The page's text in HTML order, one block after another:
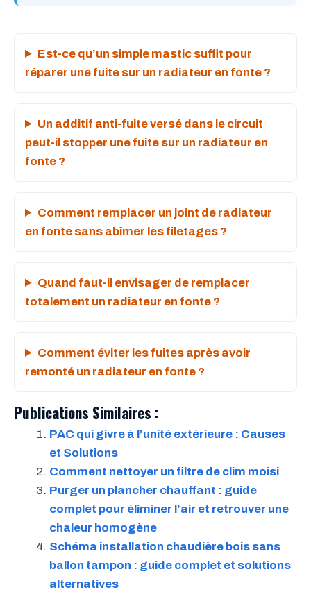
Est-ce qu’un simple mastic suffit pour
réparer une fuite sur un radiateur en fonte ?
Un additif anti-fuite versé dans le circuit
peut-il stopper une fuite sur un radiateur en
fonte ?
Comment remplacer un joint de radiateur
en fonte sans abîmer les filetages ?
Quand faut-il envisager de remplacer
totalement un radiateur en fonte ?
Comment éviter les fuites après avoir
remonté un radiateur en fonte ?
Publications Similaires :
PAC qui givre à l’unité extérieure : Causes
et Solutions
Comment nettoyer un filtre de clim moisi
Purger un plancher chauffant : guide
complet pour éliminer l’air et retrouver une
chaleur homogène
Schéma installation chaudière bois sans
ballon tampon : guide complet et solutions
alternatives